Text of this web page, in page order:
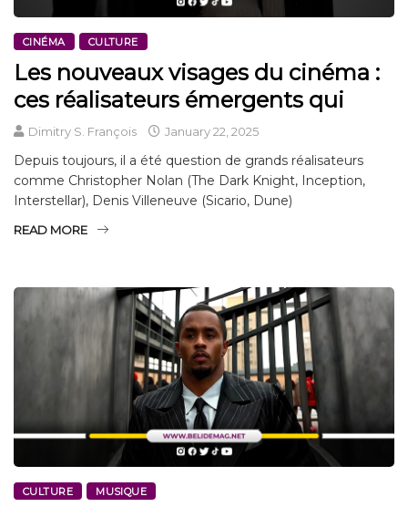
CINÉMA CULTURE
Les nouveaux visages du cinéma :
ces réalisateurs émergents qui
Dimitry S. François January 22, 2025
Depuis toujours, il a été question de grands réalisateurs
comme Christopher Nolan (The Dark Knight, Inception,
Interstellar), Denis Villeneuve (Sicario, Dune)
READ MORE
CULTURE MUSIQUE